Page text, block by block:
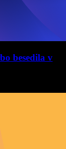
besedila v